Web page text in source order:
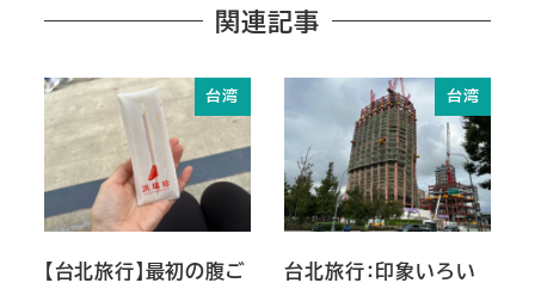
関連記事
台湾
【台北旅行】最初の腹ご
台湾
台北旅行：印象いろい